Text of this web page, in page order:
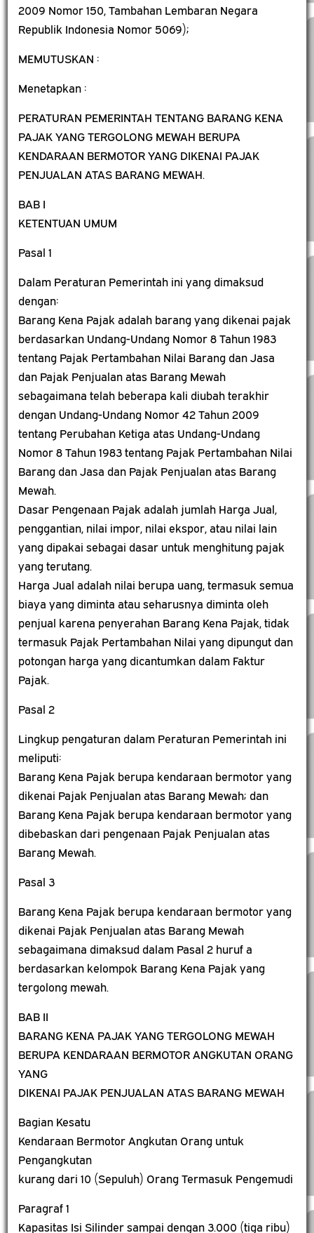
2009 Nomor 150, Tambahan Lembaran Negara
Republik Indonesia Nomor 5069);
MEMUTUSKAN :
Menetapkan :
PERATURAN PEMERINTAH TENTANG BARANG KENA
PAJAK YANG TERGOLONG MEWAH BERUPA
KENDARAAN BERMOTOR YANG DIKENAI PAJAK
PENJUALAN ATAS BARANG MEWAH.
BAB I
KETENTUAN UMUM
Pasal 1
Dalam Peraturan Pemerintah ini yang dimaksud
dengan:
Barang Kena Pajak adalah barang yang dikenai pajak
berdasarkan Undang-Undang Nomor 8 Tahun 1983
tentang Pajak Pertambahan Nilai Barang dan Jasa
dan Pajak Penjualan atas Barang Mewah
sebagaimana telah beberapa kali diubah terakhir
dengan Undang-Undang Nomor 42 Tahun 2009
tentang Perubahan Ketiga atas Undang-Undang
Nomor 8 Tahun 1983 tentang Pajak Pertambahan Nilai
Barang dan Jasa dan Pajak Penjualan atas Barang
Mewah.
Dasar Pengenaan Pajak adalah jumlah Harga Jual,
penggantian, nilai impor, nilai ekspor, atau nilai lain
yang dipakai sebagai dasar untuk menghitung pajak
yang terutang.
Harga Jual adalah nilai berupa uang, termasuk semua
biaya yang diminta atau seharusnya diminta oleh
penjual karena penyerahan Barang Kena Pajak, tidak
termasuk Pajak Pertambahan Nilai yang dipungut dan
potongan harga yang dicantumkan dalam Faktur
Pajak.
Pasal 2
Lingkup pengaturan dalam Peraturan Pemerintah ini
meliputi:
Barang Kena Pajak berupa kendaraan bermotor yang
dikenai Pajak Penjualan atas Barang Mewah; dan
Barang Kena Pajak berupa kendaraan bermotor yang
dibebaskan dari pengenaan Pajak Penjualan atas
Barang Mewah.
Pasal 3
Barang Kena Pajak berupa kendaraan bermotor yang
dikenai Pajak Penjualan atas Barang Mewah
sebagaimana dimaksud dalam Pasal 2 huruf a
berdasarkan kelompok Barang Kena Pajak yang
tergolong mewah.
BAB II
BARANG KENA PAJAK YANG TERGOLONG MEWAH
BERUPA KENDARAAN BERMOTOR ANGKUTAN ORANG
YANG
DIKENAI PAJAK PENJUALAN ATAS BARANG MEWAH
Bagian Kesatu
Kendaraan Bermotor Angkutan Orang untuk
Pengangkutan
kurang dari 10 (Sepuluh) Orang Termasuk Pengemudi
Paragraf 1
Kapasitas Isi Silinder sampai dengan 3.000 (tiga ribu)